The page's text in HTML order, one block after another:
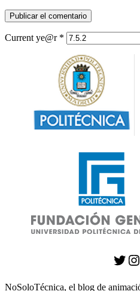
Current ye@r *
NoSoloTécnica, el blog de